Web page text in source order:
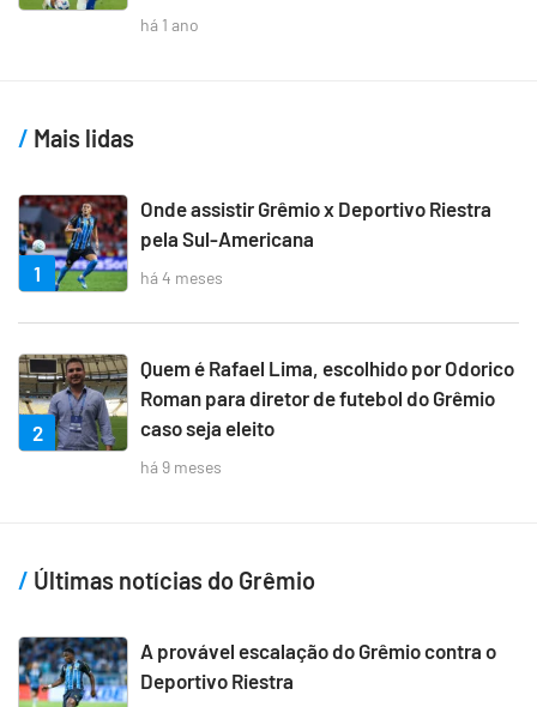
há 1 ano
Mais lidas
1
Onde assistir Grêmio x Deportivo Riestra
pela Sul-Americana
há 4 meses
2
Quem é Rafael Lima, escolhido por Odorico
Roman para diretor de futebol do Grêmio
caso seja eleito
há 9 meses
Últimas notícias do Grêmio
A provável escalação do Grêmio contra o
Deportivo Riestra